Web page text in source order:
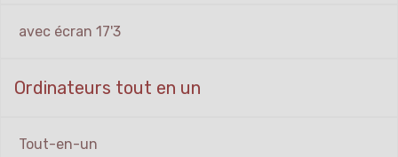
avec écran 17'3
Ordinateurs tout en un
Tout-en-un